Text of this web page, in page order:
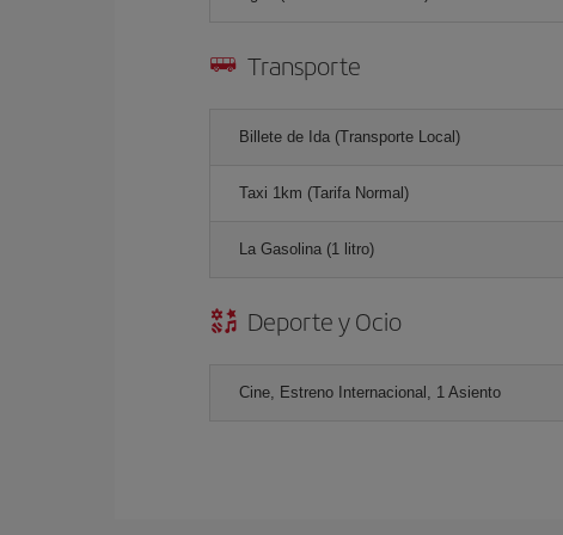
Transporte
Billete de Ida (Transporte Local)
Taxi 1km (Tarifa Normal)
La Gasolina (1 litro)
Deporte y Ocio
Cine, Estreno Internacional, 1 Asiento